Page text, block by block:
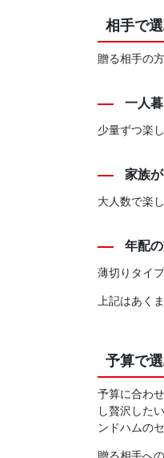
相手で
贈る相手の
一人
少量ずつ楽
家族
大人数で楽
年配
薄切りタイ
上記はあく
予算で
予算に合わ
し贅沢した
ンドハムの